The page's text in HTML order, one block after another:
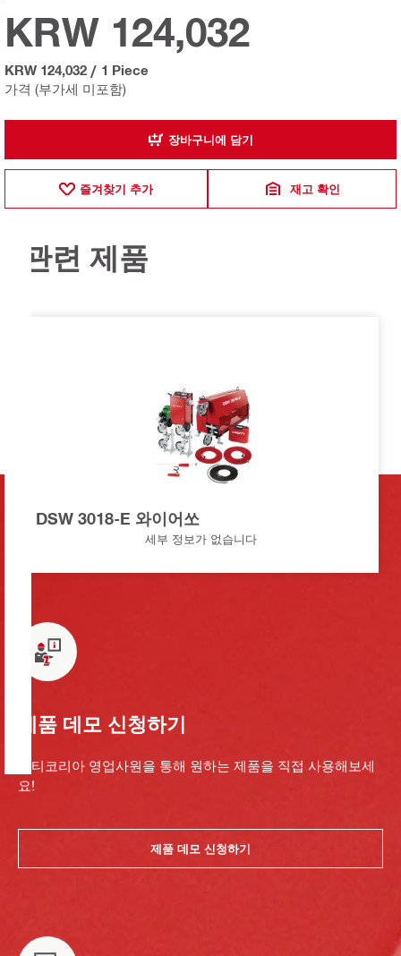
가격 (부가세 미포함)
KRW 124,032
KRW 124,032 / 1 Piece
장바구니에 담기
즐겨찾기 추가 재고 확인
관련 제품
DSW 3018-E 와이어쏘
세부 정보가 없습니다
제품 데모 신청하기
힐티코리아 영업사원을 통해 원하는 제품을 직접 사용해보세
요!
제품 데모 신청하기